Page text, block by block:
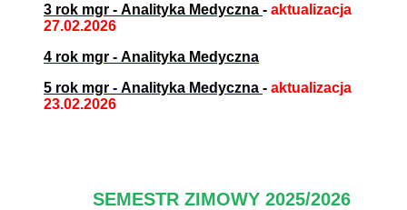
3 rok mgr - Analityka Medyczna - aktualizacja
27.02.2026
4 rok mgr - Analityka Medyczna
5 rok mgr - Analityka Medyczna - aktualizacja
23.02.2026
SEMESTR ZIMOWY 2025/2026